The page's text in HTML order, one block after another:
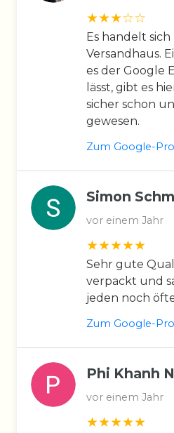
Es handelt
Versandhaus.
es der Google
lässt, gibt es
sicher schon
gewesen.
Zum Google-
Simon
vor einem Jahr
Sehr gute
verpackt und
jeden noch
Zum Google-
Phi Khanh
vor einem Jahr